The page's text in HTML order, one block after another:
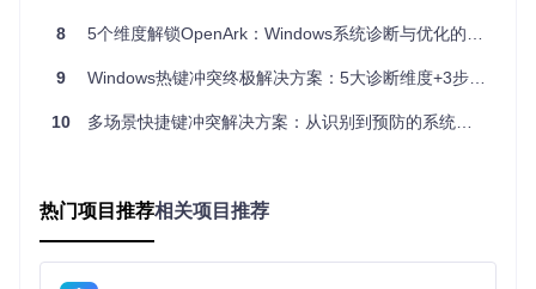
右键点击办公软件进程，选择"热键管理"→"临时禁用"；
8 5个维度解锁OpenArk：Windows系统诊断与优化的终极工具指南
9 Windows热键冲突终极解决方案：5大诊断维度+3步根治策略
10 多场景快捷键冲突解决方案：从识别到预防的系统优化指南
热门项目推荐相关项目推荐